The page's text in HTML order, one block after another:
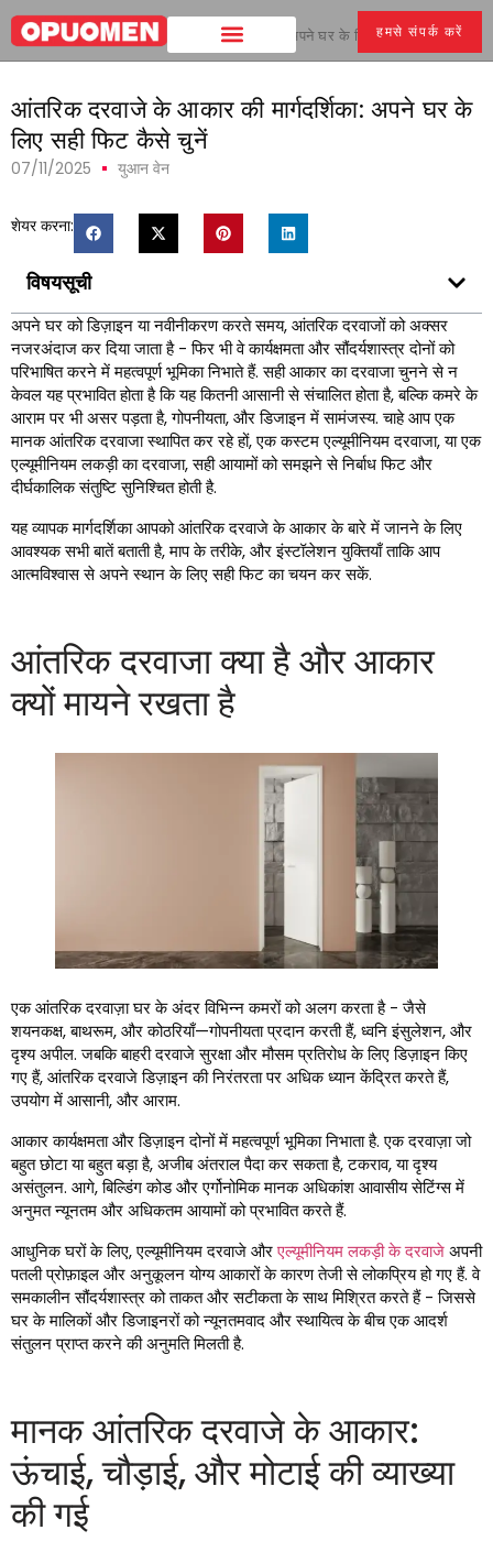
हमसे संपर्क करें
घर > आंतरिक दरवाजे के आकार की मार्गदर्शिका: अपने घर के लिए सही फिट कैसे चुनें
आंतरिक दरवाजे के आकार की मार्गदर्शिका: अपने घर के
लिए सही फिट कैसे चुनें
07/11/2025 युआन वेन
शेयर करना:
विषयसूची
अपने घर को डिज़ाइन या नवीनीकरण करते समय, आंतरिक दरवाजों को अक्सर
नजरअंदाज कर दिया जाता है - फिर भी वे कार्यक्षमता और सौंदर्यशास्त्र दोनों को
परिभाषित करने में महत्वपूर्ण भूमिका निभाते हैं. सही आकार का दरवाजा चुनने से न
केवल यह प्रभावित होता है कि यह कितनी आसानी से संचालित होता है, बल्कि कमरे के
आराम पर भी असर पड़ता है, गोपनीयता, और डिजाइन में सामंजस्य. चाहे आप एक
मानक आंतरिक दरवाजा स्थापित कर रहे हों, एक कस्टम एल्यूमीनियम दरवाजा, या एक
एल्यूमीनियम लकड़ी का दरवाजा, सही आयामों को समझने से निर्बाध फिट और
दीर्घकालिक संतुष्टि सुनिश्चित होती है.
यह व्यापक मार्गदर्शिका आपको आंतरिक दरवाजे के आकार के बारे में जानने के लिए
आवश्यक सभी बातें बताती है, माप के तरीके, और इंस्टॉलेशन युक्तियाँ ताकि आप
आत्मविश्वास से अपने स्थान के लिए सही फिट का चयन कर सकें.
आंतरिक दरवाजा क्या है और आकार
क्यों मायने रखता है
एक आंतरिक दरवाज़ा घर के अंदर विभिन्न कमरों को अलग करता है - जैसे
शयनकक्ष, बाथरूम, और कोठरियाँ—गोपनीयता प्रदान करती हैं, ध्वनि इंसुलेशन, और
दृश्य अपील. जबकि बाहरी दरवाजे सुरक्षा और मौसम प्रतिरोध के लिए डिज़ाइन किए
गए हैं, आंतरिक दरवाजे डिज़ाइन की निरंतरता पर अधिक ध्यान केंद्रित करते हैं,
उपयोग में आसानी, और आराम.
आकार कार्यक्षमता और डिज़ाइन दोनों में महत्वपूर्ण भूमिका निभाता है. एक दरवाज़ा जो
बहुत छोटा या बहुत बड़ा है, अजीब अंतराल पैदा कर सकता है, टकराव, या दृश्य
असंतुलन. आगे, बिल्डिंग कोड और एर्गोनोमिक मानक अधिकांश आवासीय सेटिंग्स में
अनुमत न्यूनतम और अधिकतम आयामों को प्रभावित करते हैं.
आधुनिक घरों के लिए, एल्यूमीनियम दरवाजे औरएल्यूमीनियम लकड़ी के दरवाजेअपनी
पतली प्रोफ़ाइल और अनुकूलन योग्य आकारों के कारण तेजी से लोकप्रिय हो गए हैं. वे
समकालीन सौंदर्यशास्त्र को ताकत और सटीकता के साथ मिश्रित करते हैं - जिससे
घर के मालिकों और डिजाइनरों को न्यूनतमवाद और स्थायित्व के बीच एक आदर्श
संतुलन प्राप्त करने की अनुमति मिलती है.
मानक आंतरिक दरवाजे के आकार:
ऊंचाई, चौड़ाई, और मोटाई की व्याख्या
की गई